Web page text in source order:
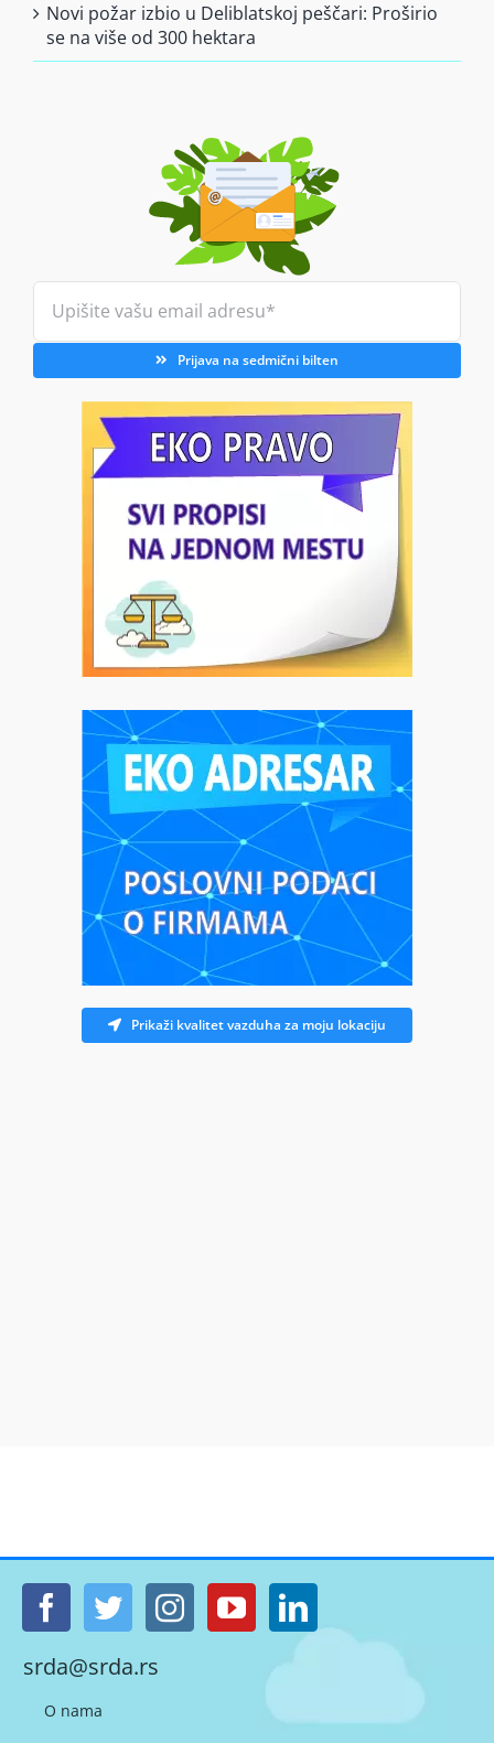
Novi požar izbio u Deliblatskoj peščari: Proširio
se na više od 300 hektara
Prijava na sedmični bilten
Prikaži kvalitet vazduha za moju lokaciju
srda@srda.rs
O nama